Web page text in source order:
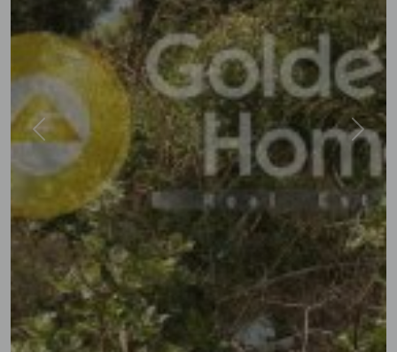
Previous Next